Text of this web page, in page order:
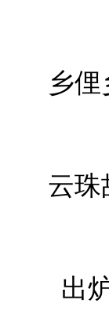
乡
云
出